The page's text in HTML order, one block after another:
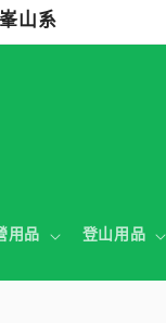
山系
用品 登山用品